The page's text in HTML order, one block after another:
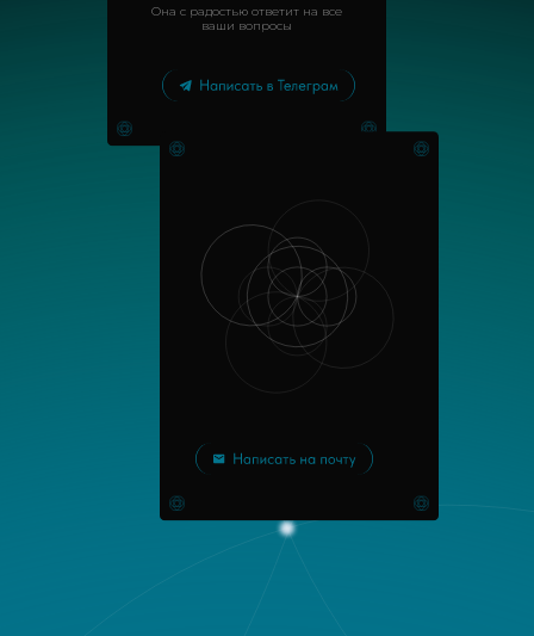
Она с радостью ответит на все
ваши вопросы